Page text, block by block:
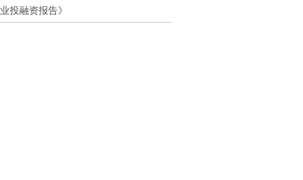
业投融资报告》